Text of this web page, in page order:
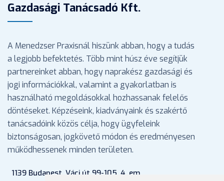
Gazdasági Tanácsadó Kft.
A Menedzser Praxisnál hiszünk abban, hogy a tudás
a legjobb befektetés. Több mint húsz éve segítjük
partnereinket abban, hogy naprakész gazdasági és
jogi információkkal, valamint a gyakorlatban is
használható megoldásokkal hozhassanak felelős
döntéseket. Képzéseink, kiadványaink és szakértő
tanácsadóink közös célja, hogy ügyfeleink
biztonságosan, jogkövető módon és eredményesen
működhessenek minden területen.
1139 Budapest, Váci út 99-105. 4. em.